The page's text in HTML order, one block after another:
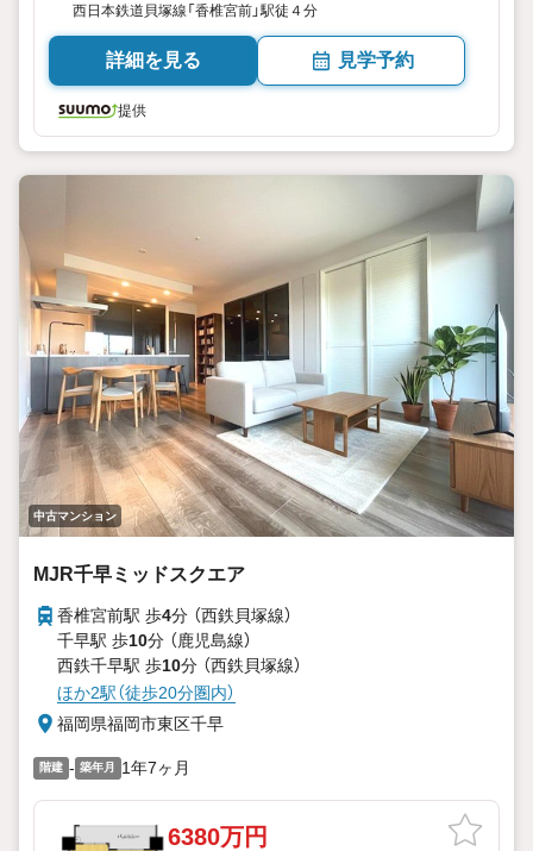
西日本鉄道貝塚線「香椎宮前」駅徒４分
詳細を見る 見学予約
提供
中古マンション
MJR千早ミッドスクエア
香椎宮前駅 歩4分 （西鉄貝塚線）
千早駅 歩10分 （鹿児島線）
西鉄千早駅 歩10分 （西鉄貝塚線）
ほか2駅（徒歩20分圏内）
福岡県福岡市東区千早
階建 - 築年月 1年7ヶ月
6380万円